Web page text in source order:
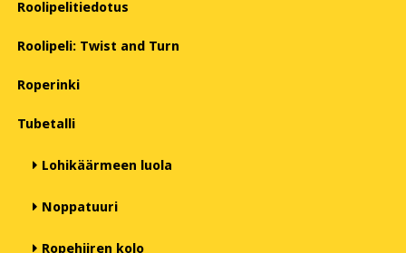
Roolipelitiedotus
Roolipeli: Twist and Turn
Roperinki
Tubetalli
Lohikäärmeen luola
Noppatuuri
Ropehiiren kolo